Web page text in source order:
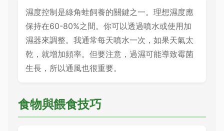
濕度控制是綠角蛙飼養的關鍵之一。理想濕度應
保持在60-80%之間。你可以透過噴水或使用加
濕器來調整。我通常每天噴水一次，如果天氣太
乾，就增加頻率。但要注意，過濕可能導致霉菌
生長，所以通風也很重要。
食物與餵食技巧